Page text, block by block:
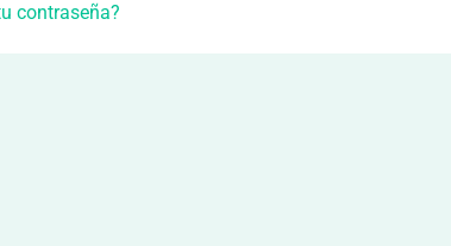
contraseña?